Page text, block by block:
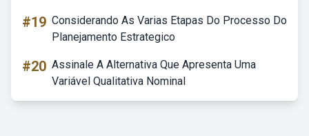
#19 Considerando As Varias Etapas Do Processo Do
Planejamento Estrategico
#20 Assinale A Alternativa Que Apresenta Uma
Variável Qualitativa Nominal